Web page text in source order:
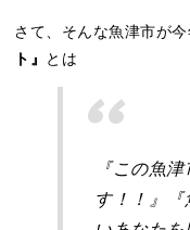
さて、そんな魚津市が
ト』 とは
『この魚
す！！』